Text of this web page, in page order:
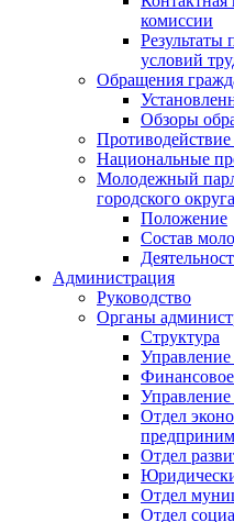
комиссии
Результаты
условий
Обращения
Обзоры
Национальные
Молодежный
городского округа
Положение
Состав
Администрация
Руководство
Органы
Структура
Отдел
Отдел
Отдел
Отдел